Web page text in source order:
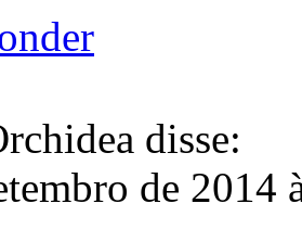
disse:
de 2014